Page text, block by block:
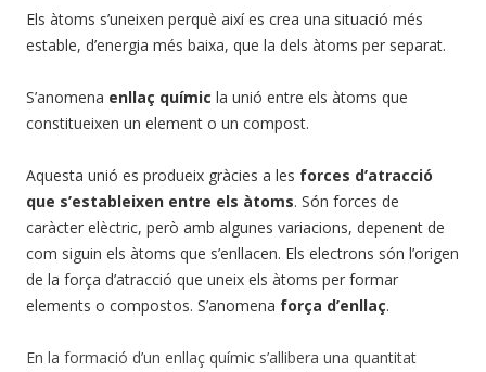
Els àtoms s’uneixen perquè així es crea una situació més
estable, d’energia més baixa, que la dels àtoms per separat.
S’anomena enllaç químic la unió entre els àtoms que
constitueixen un element o un compost.
Aquesta unió es produeix gràcies a les forces d’atracció
que s’estableixen entre els àtoms. Són forces de
caràcter elèctric, però amb algunes variacions, depenent de
com siguin els àtoms que s’enllacen. Els electrons són l’origen
de la força d’atracció que uneix els àtoms per formar
elements o compostos. S’anomena força d’enllaç.
En la formació d’un enllaç químic s’allibera una quantitat